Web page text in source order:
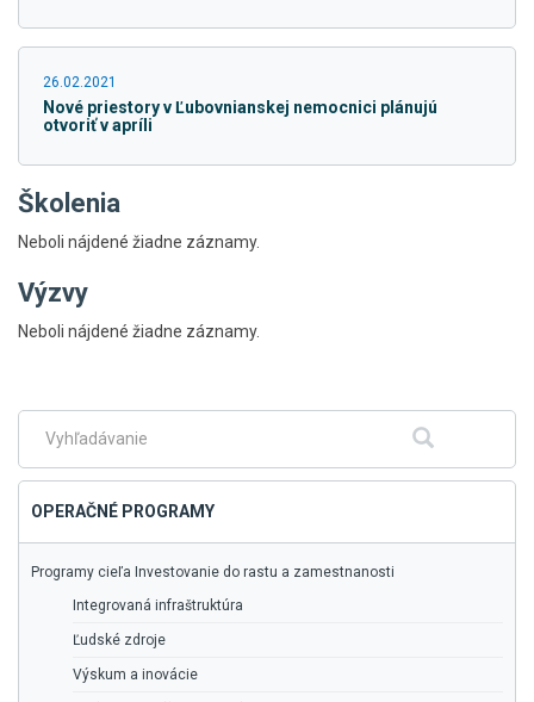
26.02.2021
Nové priestory v Ľubovnianskej nemocnici plánujú
otvoriť v apríli
Školenia
Neboli nájdené žiadne záznamy.
Výzvy
Neboli nájdené žiadne záznamy.
menu
Fulltextové
Hľadať
OPERAČNÉ PROGRAMY
Programy cieľa Investovanie do rastu a zamestnanosti
Integrovaná infraštruktúra
Ľudské zdroje
Výskum a inovácie